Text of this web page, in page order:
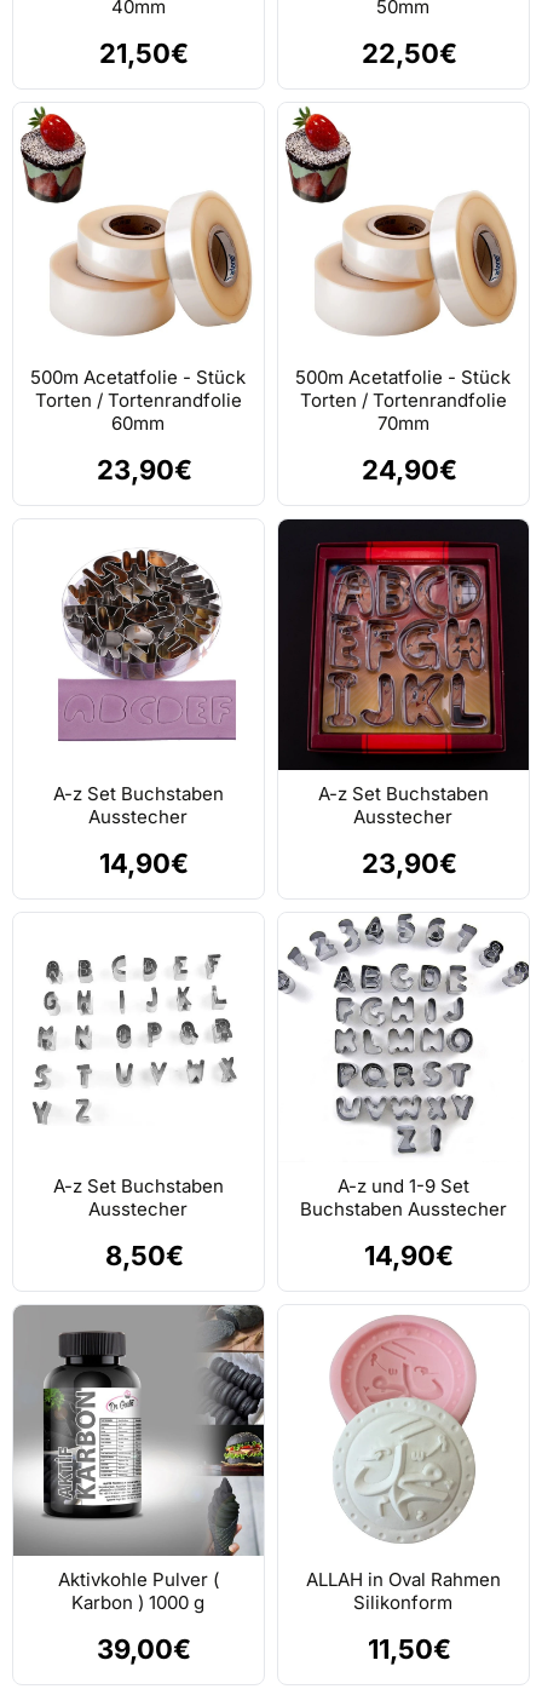
40mm
21,50€
50mm
22,50€
500m Acetatfolie - Stück
Torten / Tortenrandfolie
60mm
23,90€
500m Acetatfolie - Stück
Torten / Tortenrandfolie
70mm
24,90€
A-z Set Buchstaben
Ausstecher
14,90€
A-z Set Buchstaben
Ausstecher
23,90€
A-z Set Buchstaben
Ausstecher
8,50€
A-z und 1-9 Set
Buchstaben Ausstecher
14,90€
Aktivkohle Pulver (
Karbon ) 1000 g
39,00€
ALLAH in Oval Rahmen
Silikonform
11,50€